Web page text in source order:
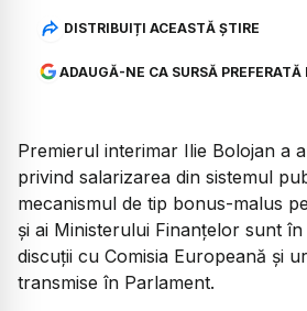
DISTRIBUIȚI ACEASTĂ ȘTIRE
ADAUGĂ-NE CA SURSĂ PREFERATĂ
Premierul interimar Ilie Bolojan a
privind salarizarea din sistemul
mecanismul de tip bonus-malus
și ai Ministerului Finanțelor sunt
discuții cu Comisia Europeană și
transmise în Parlament.